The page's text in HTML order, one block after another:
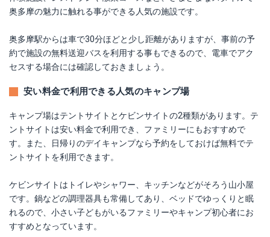
奥多摩の魅力に触れる事ができる人気の施設です。
奥多摩駅からは車で30分ほどと少し距離がありますが、事前の予
約で施設の無料送迎バスを利用する事もできるので、電車でアク
セスする場合には確認しておきましょう。
安い料金で利用できる人気のキャンプ場
キャンプ場はテントサイトとケビンサイトの2種類があります。テ
ントサイトは安い料金で利用でき、ファミリーにもおすすめで
す。また、日帰りのデイキャンプなら予約をしておけば無料でテ
ントサイトを利用できます。
ケビンサイトはトイレやシャワー、キッチンなどがそろう山小屋
です。鍋などの調理器具も常備してあり、ベッドでゆっくりと眠
れるので、小さい子どもがいるファミリーやキャンプ初心者にお
すすめとなっています。